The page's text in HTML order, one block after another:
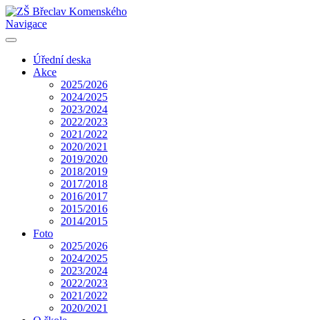
Navigace
Úřední deska
Akce
2025/2026
2024/2025
2023/2024
2022/2023
2021/2022
2020/2021
2019/2020
2018/2019
2017/2018
2016/2017
2015/2016
2014/2015
Foto
2025/2026
2024/2025
2023/2024
2022/2023
2021/2022
2020/2021